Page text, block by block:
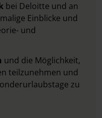
bei Deloitte und an
Einblicke und
und
und die Möglichkeit,
teilzunehmen und
zu